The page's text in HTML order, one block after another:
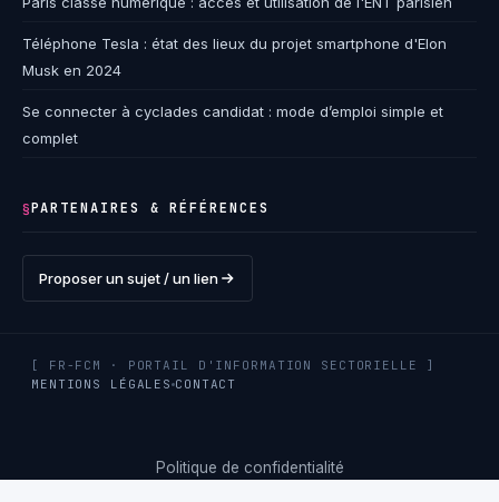
Téléphone Tesla : état des lieux du projet smartphone d'Elon
Musk en 2024
Se connecter à cyclades candidat : mode d’emploi simple et
complet
§PARTENAIRES & RÉFÉRENCES
Proposer un sujet / un lien
[ FR-FCM · PORTAIL D'INFORMATION SECTORIELLE ]
MENTIONS LÉGALES CONTACT
Politique de confidentialité